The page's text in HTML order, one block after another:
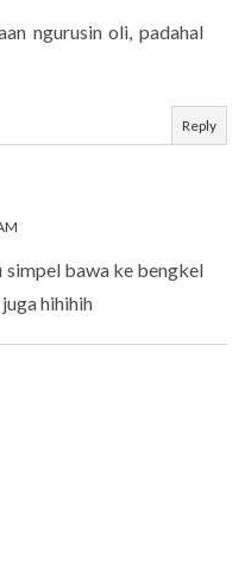
ngurusin oli, padahal
Reply
simpel bawa ke bengkel
hihihih